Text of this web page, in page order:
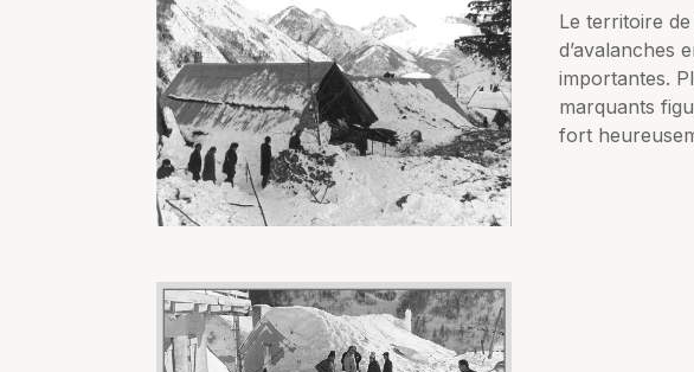
Le territoire
d’avalanches
importantes.
marquants
fort